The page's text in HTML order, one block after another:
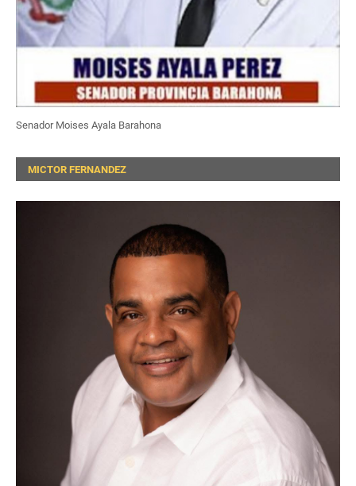
Senador Moises Ayala Barahona
MICTOR FERNANDEZ